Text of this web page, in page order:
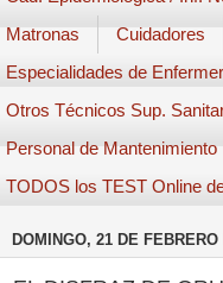
Matronas
Cuidadores
Especialidades de
Otros Técnicos Sup.
Personal de Mantenimiento
TODOS los TEST Online
DOMINGO, 21 DE FEBRERO